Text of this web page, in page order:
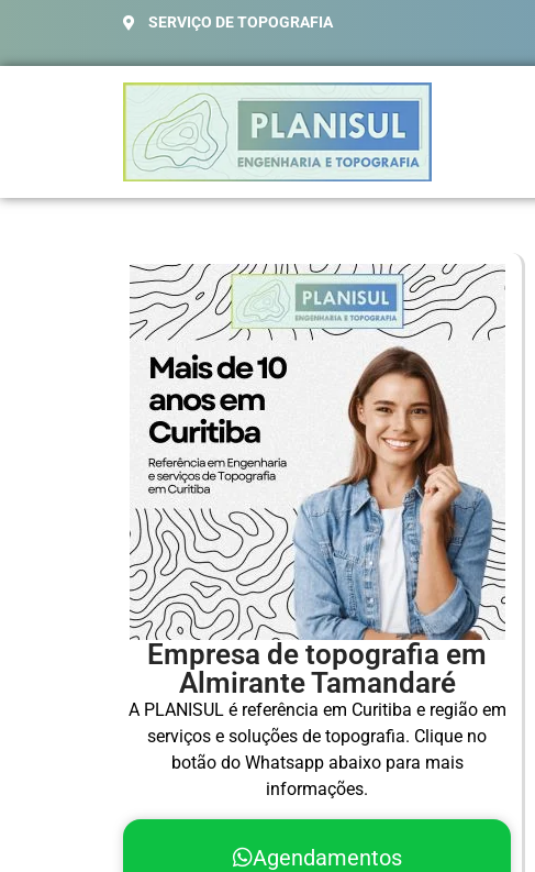
SERVIÇO DE TOPOGRAFIA
Empresa de topografia em
Almirante Tamandaré
A PLANISUL é referência em Curitiba e região em
serviços e soluções de topografia. Clique no
botão do Whatsapp abaixo para mais
informações.
Agendamentos